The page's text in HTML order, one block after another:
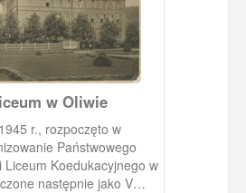
w Oliwie
r., rozpoczęto w
Państwowego
Liceum Koedukacyjnego w
następnie jako V